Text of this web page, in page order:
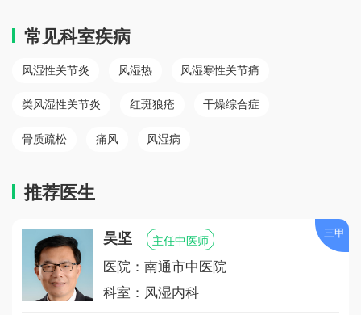
骨质疏松 心肌梗塞（心肌病）
小儿癫痫 胆结石 儿童鼻炎 颈椎病
腰椎间盘突出
常见科室疾病
风湿性关节炎 风湿热 风湿寒性关节痛
类风湿性关节炎 红斑狼疮 干燥综合症
骨质疏松 痛风 风湿病
推荐医生
吴坚 主任中医师
医院：南通市中医院
科室：风湿内科
三甲